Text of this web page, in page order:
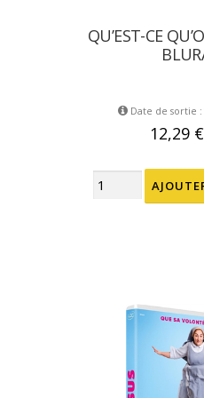
QU’EST-CE
Date de sortie :
12,29 €